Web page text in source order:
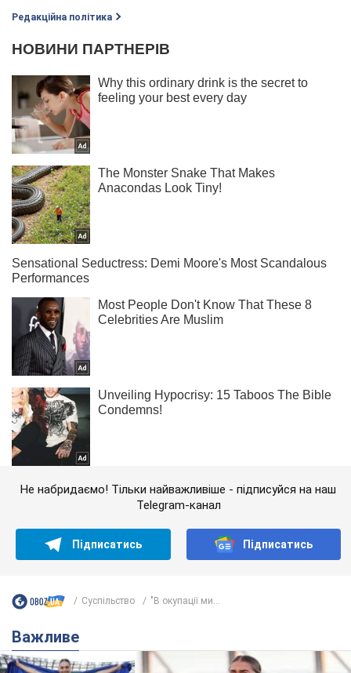
Редакційна політика
Не набридаємо! Тільки найважливіше - підписуйся на наш
Telegram-канал
Підписатись Підписатись
Суспільство "В окупації ми...
Важливе